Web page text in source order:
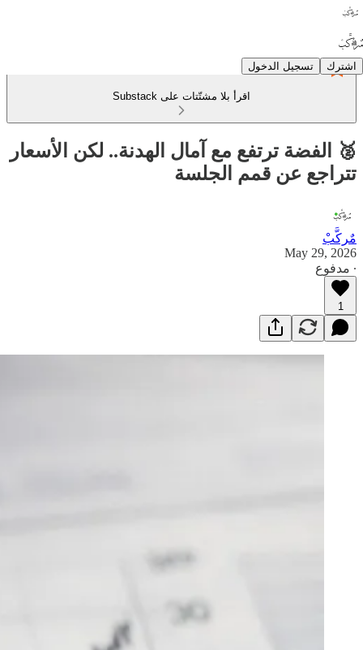
اشترك تسجيل الدخول
اقرأ بلا مشتّتات على Substack
🥈 الفضة ترتفع مع آمال الهدنة.. لكن الأسعار
تتراجع عن قمم الجلسة
مٌركَّبْ
May 29, 2026
∙ مدفوع
1